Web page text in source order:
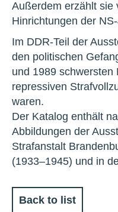
Außerdem erzählt sie
Hinrichtungen der
Im DDR-Teil der
den politischen
und 1989 schwersten
repressiven
waren.
Der Katalog enthält
Abbildungen der
Strafanstalt
(1933–1945) und in
Back to list